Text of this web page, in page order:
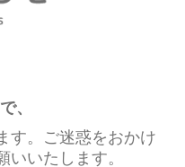
、
す。ご迷惑をおかけ
いたします。